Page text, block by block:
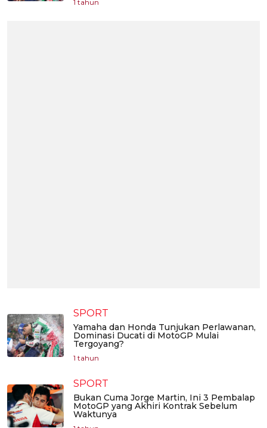
1 tahun
SPORT
Yamaha dan Honda Tunjukan Perlawanan,
Dominasi Ducati di MotoGP Mulai
Tergoyang?
1 tahun
SPORT
Bukan Cuma Jorge Martin, Ini 3 Pembalap
MotoGP yang Akhiri Kontrak Sebelum
Waktunya